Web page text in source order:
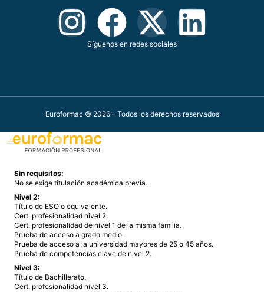
Síguenos en redes sociales
Euroformac © 2026 – Todos los derechos reservados
Sin requisitos:
No se exige titulación académica previa.
Nivel 2:
Título de ESO o equivalente.
Cert. profesionalidad nivel 2.
Cert. profesionalidad de nivel 1 de la misma familia.
Prueba de acceso a grado medio.
Prueba de acceso a la universidad mayores de 25 o 45 años.
Prueba de competencias clave de nivel 2.
Nivel 3:
Título de Bachillerato.
Cert. profesionalidad nivel 3.